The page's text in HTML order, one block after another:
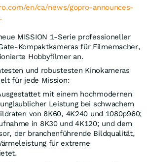
en/ca/news/gopro-announces-
MISSION 1-Serie professioneller
Kompaktkameras für Filmemacher,
Hobbyfilmer an.
und robustesten Kinokameras
für jede Mission:
mit einem hochmodernen
Leistung bei schwachem
von 8K60, 4K240 und 1080p960;
in 8K30 und 4K120; und dem
der branchenführende Bildqualität,
für extreme